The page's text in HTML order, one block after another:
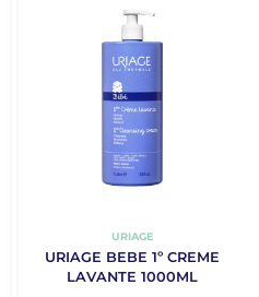
URIAGE
URIAGE BEBE 1º CREME
LAVANTE 1000ML